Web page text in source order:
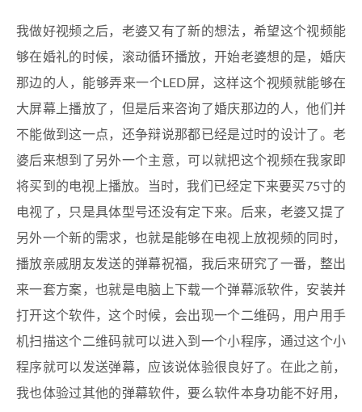
我做好视频之后，老婆又有了新的想法，希望这个视频能
够在婚礼的时候，滚动循环播放，开始老婆想的是，婚庆
那边的人，能够弄来一个LED屏，这样这个视频就能够在
大屏幕上播放了，但是后来咨询了婚庆那边的人，他们并
不能做到这一点，还争辩说那都已经是过时的设计了。老
婆后来想到了另外一个主意，可以就把这个视频在我家即
将买到的电视上播放。当时，我们已经定下来要买75寸的
电视了，只是具体型号还没有定下来。后来，老婆又提了
另外一个新的需求，也就是能够在电视上放视频的同时，
播放亲戚朋友发送的弹幕祝福，我后来研究了一番，整出
来一套方案，也就是电脑上下载一个弹幕派软件，安装并
打开这个软件，这个时候，会出现一个二维码，用户用手
机扫描这个二维码就可以进入到一个小程序，通过这个小
程序就可以发送弹幕，应该说体验很良好了。在此之前，
我也体验过其他的弹幕软件，要么软件本身功能不好用，